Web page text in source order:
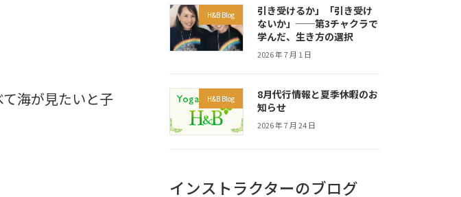
海が見たいと子
H&B Blog
引き受けるか」「引き受け
ないか」──第3チャクラで
学んだ、生き方の選択
2026 年 7 月 1 日
H&B Blog
8月代行情報と夏季休暇のお
知らせ
2026 年 7 月 24 日
インストラクターのブログ